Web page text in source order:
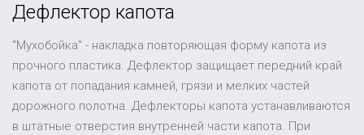
Дефлектор капота
"Мухобойка" - накладка повторяющая форму капота из
прочного пластика. Дефлектор защищает передний край
капота от попадания камней, грязи и мелких частей
дорожного полотна. Дефлекторы капота устанавливаются
в штатные отверстия внутренней части капота. При